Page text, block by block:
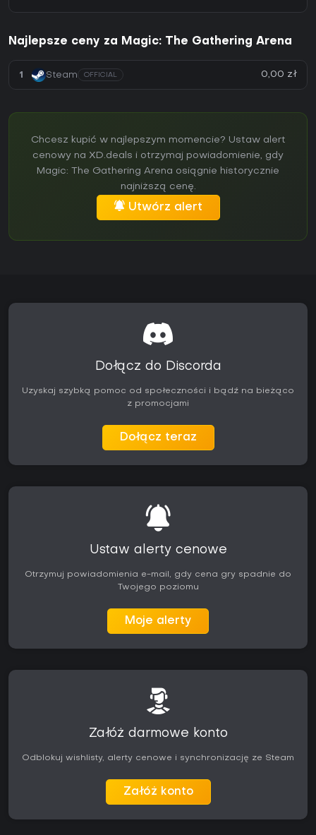
Najlepsze ceny za Magic: The Gathering Arena
1 Steam OFFICIAL 0,00 zł
Chcesz kupić w najlepszym momencie? Ustaw alert
cenowy na XD.deals i otrzymaj powiadomienie, gdy
Magic: The Gathering Arena osiągnie historycznie
najniższą cenę.
Utwórz alert
Dołącz do Discorda
Uzyskaj szybką pomoc od społeczności i bądź na bieżąco
z promocjami
Dołącz teraz
Ustaw alerty cenowe
Otrzymuj powiadomienia e-mail, gdy cena gry spadnie do
Twojego poziomu
Moje alerty
Załóż darmowe konto
Odblokuj wishlisty, alerty cenowe i synchronizację ze Steam
Załóż konto